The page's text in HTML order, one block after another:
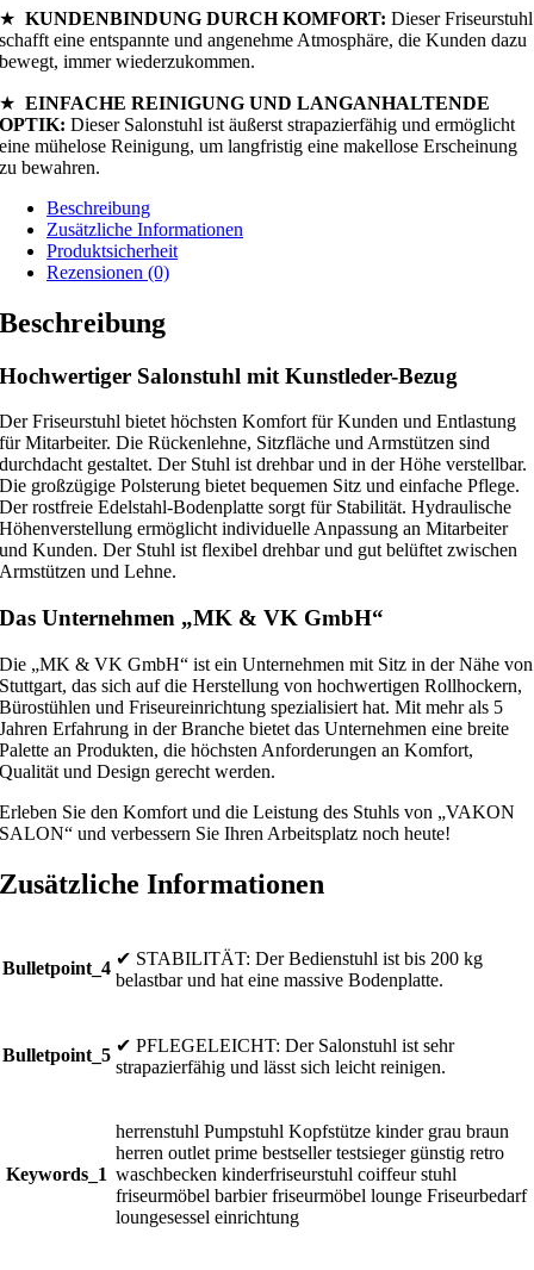
★KUNDENBINDUNG DURCH KOMFORT:Dieser Friseurstuhl
schafft eine entspannte und angenehme Atmosphäre, die Kunden dazu
bewegt, immer wiederzukommen.
★EINFACHE REINIGUNG UND LANGANHALTENDE
OPTIK:Dieser Salonstuhl ist äußerst strapazierfähig und ermöglicht
eine mühelose Reinigung, um langfristig eine makellose Erscheinung
zu bewahren.
Beschreibung
Zusätzliche Informationen
Produktsicherheit
Rezensionen (0)
Beschreibung
Hochwertiger Salonstuhl mit Kunstleder-Bezug
Der Friseurstuhl bietet höchsten Komfort für Kunden und Entlastung
für Mitarbeiter. Die Rückenlehne, Sitzfläche und Armstützen sind
durchdacht gestaltet. Der Stuhl ist drehbar und in der Höhe verstellbar.
Die großzügige Polsterung bietet bequemen Sitz und einfache Pflege.
Der rostfreie Edelstahl-Bodenplatte sorgt für Stabilität. Hydraulische
Höhenverstellung ermöglicht individuelle Anpassung an Mitarbeiter
und Kunden. Der Stuhl ist flexibel drehbar und gut belüftet zwischen
Armstützen und Lehne.
Das Unternehmen „MK & VK GmbH“
Die „MK & VK GmbH“ ist ein Unternehmen mit Sitz in der Nähe von
Stuttgart, das sich auf die Herstellung von hochwertigen Rollhockern,
Bürostühlen und Friseureinrichtung spezialisiert hat. Mit mehr als 5
Jahren Erfahrung in der Branche bietet das Unternehmen eine breite
Palette an Produkten, die höchsten Anforderungen an Komfort,
Qualität und Design gerecht werden.
Erleben Sie den Komfort und die Leistung des Stuhls von „VAKON
SALON“ und verbessern Sie Ihren Arbeitsplatz noch heute!
Zusätzliche Informationen
Bulletpoint_4 ✔ STABILITÄT: Der Bedienstuhl ist bis 200 kg
belastbar und hat eine massive Bodenplatte.
Bulletpoint_5 ✔ PFLEGELEICHT: Der Salonstuhl ist sehr
strapazierfähig und lässt sich leicht reinigen.
Keywords_1
herrenstuhl Pumpstuhl Kopfstütze kinder grau braun
herren outlet prime bestseller testsieger günstig retro
waschbecken kinderfriseurstuhl coiffeur stuhl
friseurmöbel barbier friseurmöbel lounge Friseurbedarf
loungesessel einrichtung